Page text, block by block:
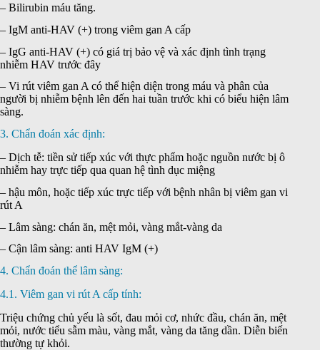
– Bilirubin máu tăng.
– IgM anti-HAV (+) trong viêm gan A cấp
– IgG anti-HAV (+) có giá trị bảo vệ và xác định tình trạng
nhiễm HAV trước đây
– Vi rút viêm gan A có thể hiện diện trong máu và phân của
người bị nhiễm bệnh lên đến hai tuần trước khi có biểu hiện lâm
sàng.
3. Chẩn đoán xác định:
– Dịch tễ: tiền sử tiếp xúc với thực phẩm hoặc nguồn nước bị ô
nhiễm hay trực tiếp qua quan hệ tình dục miệng
– hậu môn, hoặc tiếp xúc trực tiếp với bệnh nhân bị viêm gan vi
rút A
– Lâm sàng: chán ăn, mệt mỏi, vàng mắt-vàng da
– Cận lâm sàng: anti HAV IgM (+)
4. Chẩn đoán thể lâm sàng:
4.1. Viêm gan vi rút A cấp tính:
Triệu chứng chủ yếu là sốt, đau mỏi cơ, nhức đầu, chán ăn, mệt
mỏi, nước tiểu sẫm màu, vàng mắt, vàng da tăng dần. Diễn biến
thường tự khỏi.